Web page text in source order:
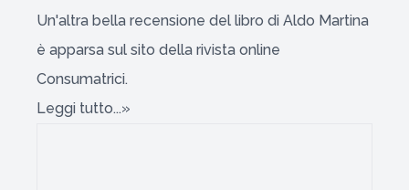
Un'altra bella recensione del libro di Aldo Martina
è apparsa sul sito della rivista online
Consumatrici.
Leggi tutto...»